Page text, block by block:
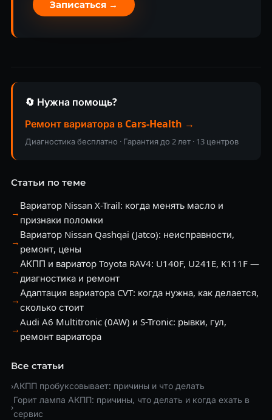
Записаться →
🔄 Нужна помощь?
Ремонт вариатора в Cars-Health →
Диагностика бесплатно · Гарантия до 2 лет · 13 центров
Статьи по теме
→
Вариатор Nissan X-Trail: когда менять масло и
признаки поломки
→
Вариатор Nissan Qashqai (Jatco): неисправности,
ремонт, цены
→
АКПП и вариатор Toyota RAV4: U140F, U241E, K111F —
диагностика и ремонт
→
Адаптация вариатора CVT: когда нужна, как делается,
сколько стоит
→
Audi A6 Multitronic (0AW) и S-Tronic: рывки, гул,
ремонт вариатора
Все статьи
›АКПП пробуксовывает: причины и что делать
›
Горит лампа АКПП: причины, что делать и когда ехать в
сервис